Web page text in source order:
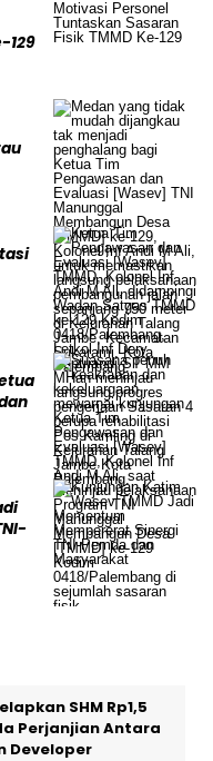
129
SHM Rp1,5
Perjanjian Antara
Developer